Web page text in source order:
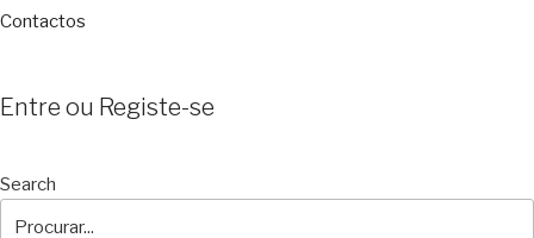
Contactos
Entre ou Registe-se
Search